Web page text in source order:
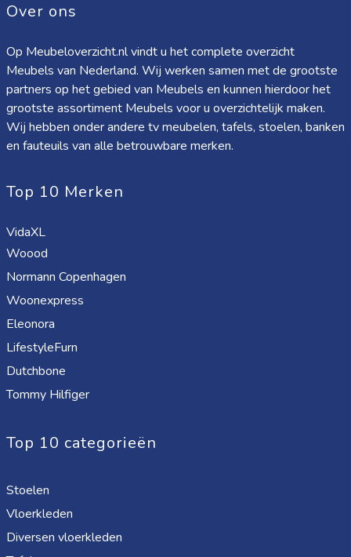
Over ons
Op Meubeloverzicht.nl vindt u het complete overzicht
Meubels van Nederland. Wij werken samen met de grootste
partners op het gebied van Meubels en kunnen hierdoor het
grootste assortiment Meubels voor u overzichtelijk maken.
Wij hebben onder andere tv meubelen, tafels, stoelen, banken
en fauteuils van alle betrouwbare merken.
Top 10 Merken
VidaXL
Woood
Normann Copenhagen
Woonexpress
Eleonora
LifestyleFurn
Dutchbone
Tommy Hilfiger
Top 10 categorieën
Stoelen
Vloerkleden
Diversen vloerkleden